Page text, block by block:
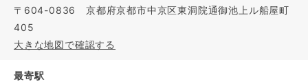
〒604-0836 京都府京都市中京区東洞院通御池上ル船屋町
405
大きな地図で確認する
最寄駅